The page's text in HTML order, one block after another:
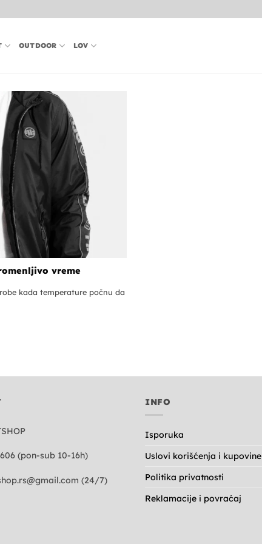
OUTDOOR LOV
vreme
kada temperature počnu da
(pon-sub 10-16h)
(24/7)
INFO
Isporuka
Uslovi korišćenja i kupovine
Politika privatnosti
Reklamacije i povraćaj